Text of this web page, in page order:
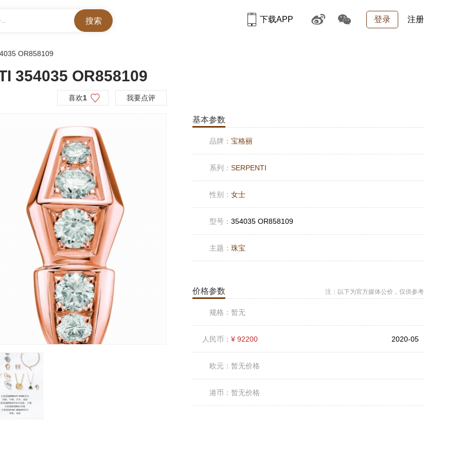
登录 注册
下载APP
OR858109
354035 OR858109
喜欢1 我要点评
基本参数
品牌： 宝格丽
系列： SERPENTI
性别： 女士
型号： 354035 OR858109
主题： 珠宝
价格参数 注：以下为官方媒体公价，仅供参考
规格： 暂无
人民币： ¥ 92200 2020-05
欧元： 暂无价格
港币： 暂无价格